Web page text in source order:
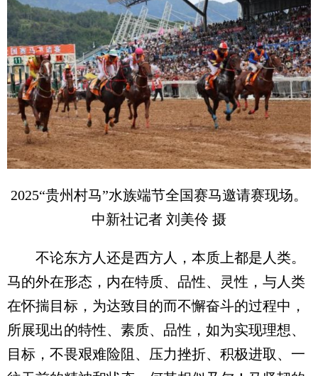
2025“贵州村马”水族端节全国赛马邀请赛现场。
中新社记者 刘美伶 摄
不论东方人还是西方人，本质上都是人类。
马的外在形态，内在特质、品性、灵性，与人类
在怀揣目标，为达致目的而不懈奋斗的过程中，
所展现出的特性、素质、品性，如为实现理想、
目标，不畏艰难险阻、压力挫折、积极进取、一